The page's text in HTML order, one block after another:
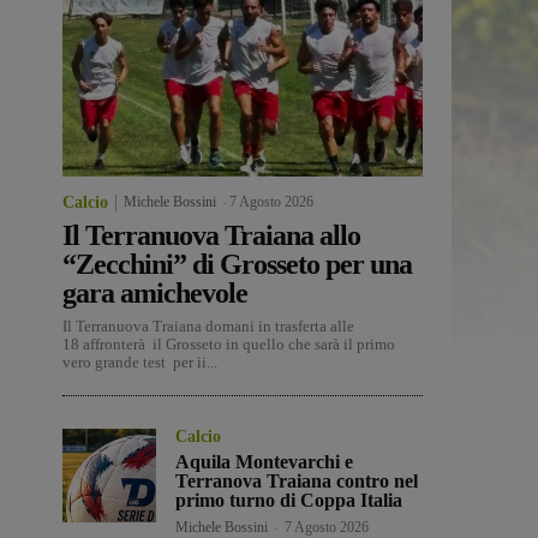
Calcio Michele Bossini 7 Agosto 2026
Il Terranuova Traiana allo
“Zecchini” di Grosseto per una
gara amichevole
Il Terranuova Traiana domani in trasferta alle
18 affronterà il Grosseto in quello che sarà il primo
vero grande test per ii...
Calcio
Aquila Montevarchi e
Terranova Traiana contro nel
primo turno di Coppa Italia
Michele Bossini 7 Agosto 2026